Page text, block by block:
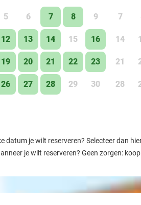
5 6 7 8 9
12 13 14 15 16
19 20 21 22 23
26 27 28 29 30
7
14
21
28
datum je wilt reserveren? Selecteer dan
je wilt reserveren? Geen zorgen: koop